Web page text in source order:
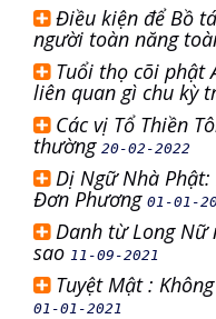
Điều kiện để Bồ
người toàn năng
Tuổi thọ cõi phật
liên quan gì chu kỳ
Các vị Tổ Thiền
thường 20-02-2022
Dị Ngữ Nhà
Đơn Phương 01-01-
Danh từ Long
sao 11-09-2021
Tuyệt Mật :
01-01-2021